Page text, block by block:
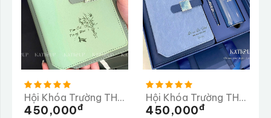
Hội Khóa Trường THPT Bán Krông Pầk
450,000Đ
Hội Khóa Trường THPT Bình MInh
450,000Đ